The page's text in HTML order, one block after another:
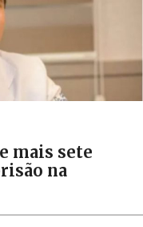
mais sete
na